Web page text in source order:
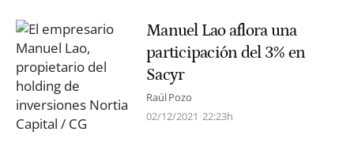
Manuel Lao aflora una
participación del 3% en
Sacyr
Raúl Pozo
02/12/2021 22:23h